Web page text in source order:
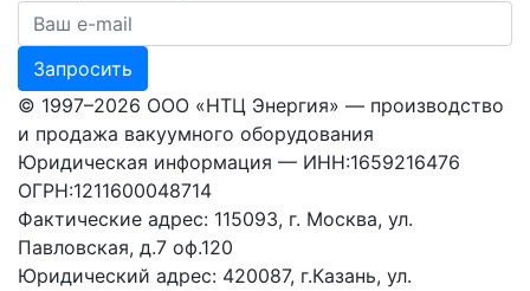
Ваш номер телефона
Запросить
© 1997–2026 ООО «НТЦ Энергия» — производство
и продажа вакуумного оборудования
Юридическая информация — ИНН:1659216476
ОГРН:1211600048714
Фактические адрес: 115093, г. Москва, ул.
Павловская, д.7 оф.120
Юридический адрес: 420087, г.Казань, ул.